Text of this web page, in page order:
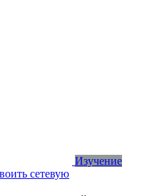
Изучение
сетевую